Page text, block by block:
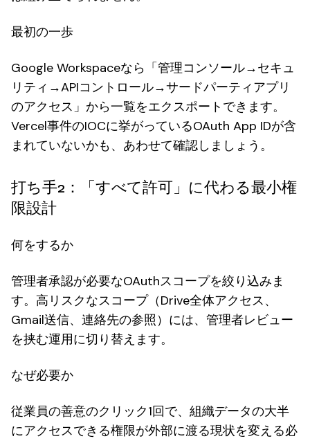
最初の一歩
Google Workspaceなら「管理コンソール→セキュ
リティ→APIコントロール→サードパーティアプリ
のアクセス」から一覧をエクスポートできます。
Vercel事件のIOCに挙がっているOAuth App IDが含
まれていないかも、あわせて確認しましょう。
打ち手2：「すべて許可」に代わる最小権
限設計
何をするか
管理者承認が必要なOAuthスコープを絞り込みま
す。高リスクなスコープ（Drive全体アクセス、
Gmail送信、連絡先の参照）には、管理者レビュー
を挟む運用に切り替えます。
なぜ必要か
従業員の善意のクリック1回で、組織データの大半
にアクセスできる権限が外部に渡る現状を変える必